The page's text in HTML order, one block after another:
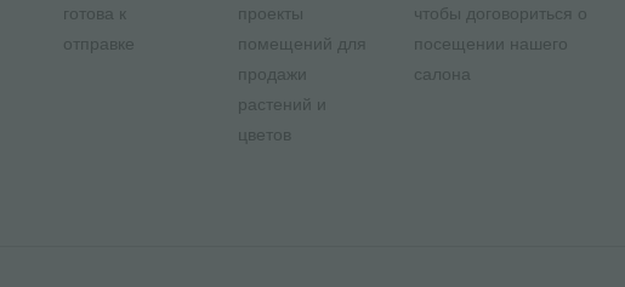
готова к
отправке
проекты
помещений для
продажи
растений и
цветов
чтобы договориться о
посещении нашего
салона